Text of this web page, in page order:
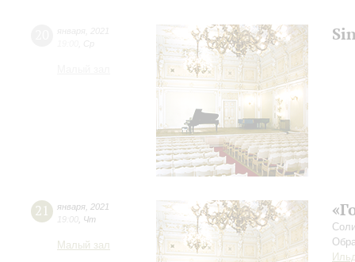
21 января 2021
19:00 Чт
Малый зал